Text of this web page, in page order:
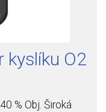
kyslíku O2
% Obj. Široká